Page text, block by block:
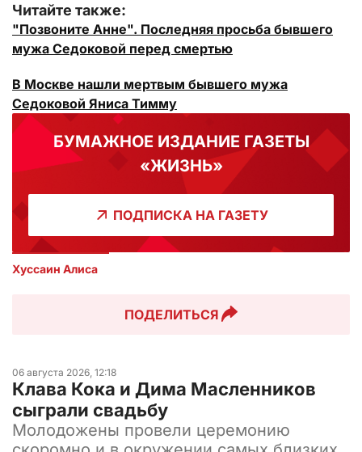
Читайте также:
"Позвоните Анне". Последняя просьба бывшего
мужа Седоковой перед смертью
В Москве нашли мертвым бывшего мужа
Седоковой Яниса Тимму
БУМАЖНОЕ ИЗДАНИЕ ГАЗЕТЫ
«ЖИЗНЬ»
ПОДПИСКА НА ГАЗЕТУ
Хуссаин Алиса
ПОДЕЛИТЬСЯ
06 августа 2026, 12:18
Клава Кока и Дима Масленников
сыграли свадьбу
Молодожены провели церемонию